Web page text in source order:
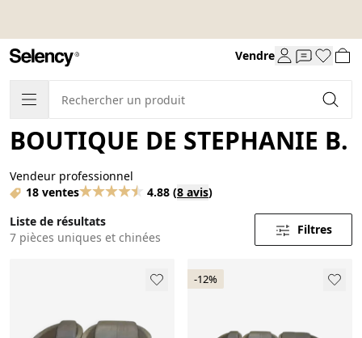
Vendre
BOUTIQUE DE STEPHANIE B.
Vendeur professionnel
18 ventes
4.88 (8 avis)
Liste de résultats
7 pièces uniques et chinées
Filtres
-12%